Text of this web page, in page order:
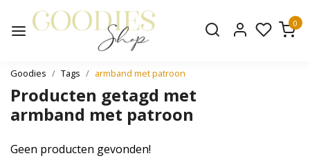
0
Goodies Tags armband met patroon
Producten getagd met
armband met patroon
Geen producten gevonden!